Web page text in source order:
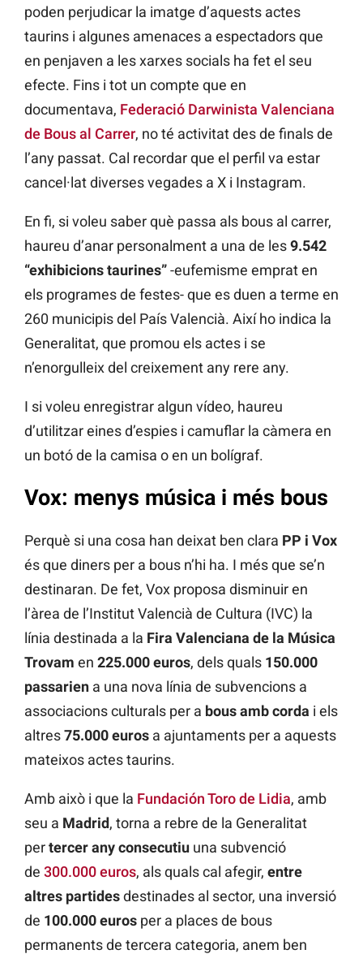
poden perjudicar la imatge d’aquests actes
taurins i algunes amenaces a espectadors que
en penjaven a les xarxes socials ha fet el seu
efecte. Fins i tot un compte que en
documentava, Federació Darwinista Valenciana
de Bous al Carrer, no té activitat des de finals de
l’any passat. Cal recordar que el perfil va estar
cancel·lat diverses vegades a X i Instagram.
En fi, si voleu saber què passa als bous al carrer,
haureu d’anar personalment a una de les9.542
“exhibicions taurines”-eufemisme emprat en
els programes de festes- que es duen a terme en
260 municipis del País Valencià. Així ho indica la
Generalitat, que promou els actes i se
n’enorgulleix del creixement any rere any.
I si voleu enregistrar algun vídeo, haureu
d’utilitzar eines d’espies i camuflar la càmera en
un botó de la camisa o en un bolígraf.
Vox: menys música i més bous
Perquè si una cosa han deixat ben clara PP i Vox
és que diners per a bous n’hi ha. I més que se’n
destinaran. De fet, Vox proposa disminuir en
l’àrea de l’Institut Valencià de Cultura (IVC) la
línia destinada a la Fira Valenciana de la Música
Trovam en 225.000 euros, dels quals 150.000
passarien a una nova línia de subvencions a
associacions culturals per a bous amb corda i els
altres75.000 euros a ajuntaments per a aquests
mateixos actes taurins.
Amb això i que la Fundación Toro de Lidia, amb
seu a Madrid, torna a rebre de la Generalitat
pertercer anyconsecutiu una subvenció
de 300.000 euros, als quals cal afegir, entre
altres partidesdestinades al sector, una inversió
de 100.000 euros per a places de bous
permanents de tercera categoria, anem ben